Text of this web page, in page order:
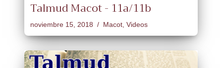
Talmud Macot - 11a/11b
noviembre 15, 2018 Macot, Videos